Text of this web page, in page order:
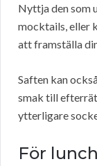
Nyttja den som
mocktails, eller
att framställa
Saften kan
smak till
ytterligare
För